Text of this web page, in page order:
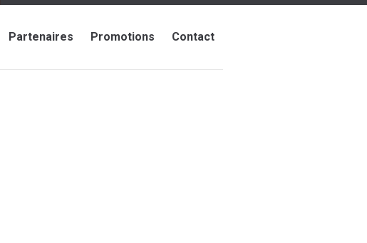
Partenaires Promotions Contact